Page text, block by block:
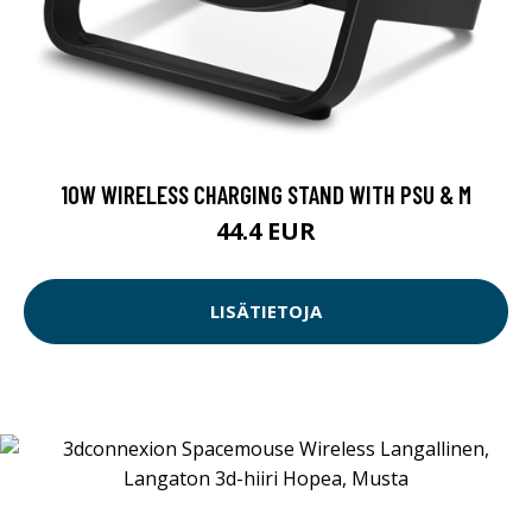
10W WIRELESS CHARGING STAND WITH PSU & M
44.4 EUR
LISÄTIETOJA